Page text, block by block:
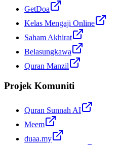
GetDoa
Kelas Mengaji Online
Saham Akhirat
Belasungkawa
Quran Manzil
Projek Komuniti
Quran Sunnah AI
Meem
duaa.my